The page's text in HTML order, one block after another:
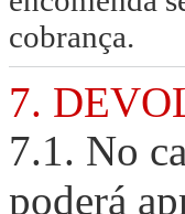
cobrança.
7.
7.1. No
poderá